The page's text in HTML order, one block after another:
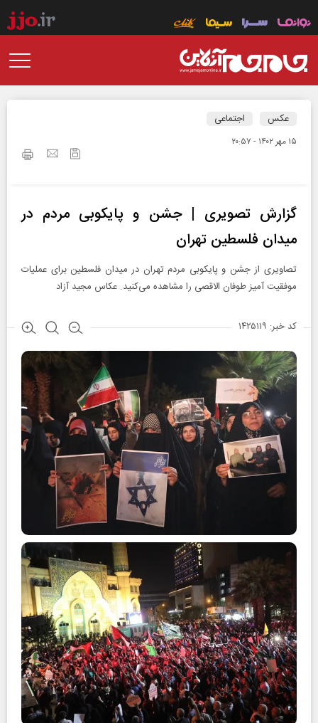
عکس اجتماعی
۱۵ مهر ۱۴۰۲ - ۲۰:۵۷
گزارش تصویری | جشن و پایکوبی مردم در
میدان فلسطین تهران
تصاویری از جشن و پایکوبی مردم تهران در میدان فلسطین برای عملیات
موفقیت آمیز طوفان الاقصی را مشاهده می‌کنید. عکاس مجید آزاد
کد خبر: ۱۴۲۵۱۱۹